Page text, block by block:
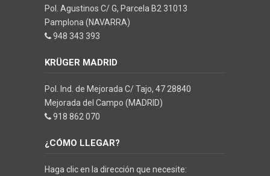
Pol. Agustinos C/ G, Parcela B2 31013
Pamplona (NAVARRA)
948 343 393
KRÜGER MADRID
Pol. Ind. de Mejorada C/ Tajo, 47 28840
Mejorada del Campo (MADRID)
918 862 070
¿CÓMO LLEGAR?
Haga clic en la dirección que necesite: